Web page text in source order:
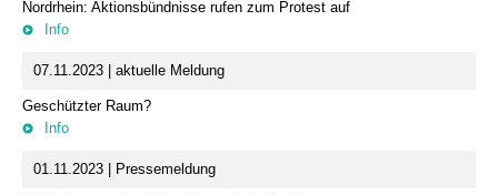
Nordrhein: Aktionsbündnisse rufen zum Protest auf
Info
07.11.2023 | aktuelle Meldung
Geschützter Raum?
Info
01.11.2023 | Pressemeldung